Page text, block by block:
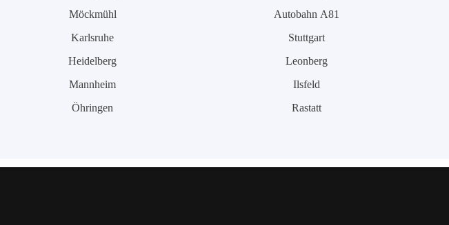
Möckmühl
Karlsruhe
Heidelberg
Mannheim
Öhringen
Autobahn A81
Stuttgart
Leonberg
Ilsfeld
Rastatt